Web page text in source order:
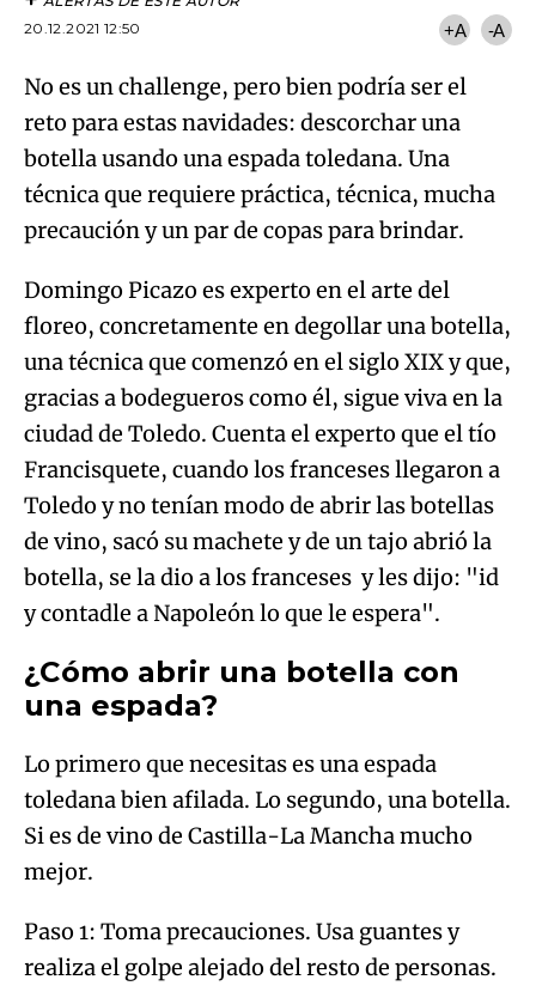
20.12.2021 12:50
+A -A
No es un challenge, pero bien podría ser el
reto para estas navidades: descorchar una
botella usando una espada toledana. Una
técnica que requiere práctica, técnica, mucha
precaución y un par de copas para brindar.
Domingo Picazo es experto en el arte del
floreo, concretamente en degollar una botella,
una técnica que comenzó en el siglo XIX y que,
gracias a bodegueros como él, sigue viva en la
ciudad de Toledo. Cuenta el experto que el tío
Francisquete, cuando los franceses llegaron a
Toledo y no tenían modo de abrir las botellas
de vino, sacó su machete y de un tajo abrió la
botella, se la dio a los franceses y les dijo: "id
y contadle a Napoleón lo que le espera".
¿Cómo abrir una botella con
una espada?
Lo primero que necesitas es una espada
toledana bien afilada. Lo segundo, una botella.
Si es de vino de Castilla-La Mancha mucho
mejor.
Paso 1: Toma precauciones. Usa guantes y
realiza el golpe alejado del resto de personas.